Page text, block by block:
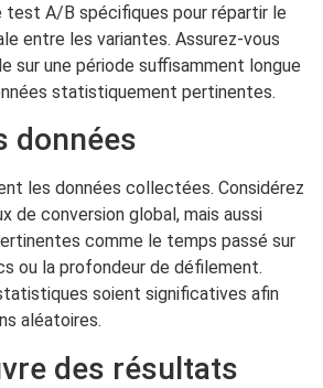
test A/B spécifiques pour répartir le
entre les variantes. Assurez-vous
sur une période suffisamment longue
statistiquement pertinentes.
données
les données collectées. Considérez
de conversion global, mais aussi
comme le temps passé sur
ou la profondeur de défilement.
soient significatives afin
aléatoires.
des résultats